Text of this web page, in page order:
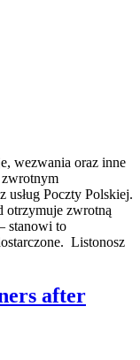
wezwania oraz inne
usług Poczty Polskiej.
otrzymuje zwrotną
stanowi to
Listonosz
after